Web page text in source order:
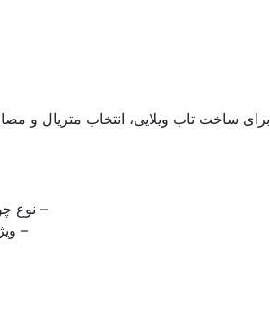
برای ساخت تاب ویلایی، انتخاب متریال و
– نوع
–